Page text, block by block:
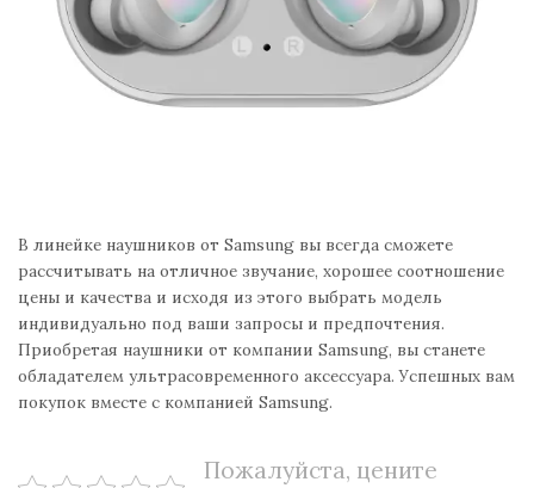
В линейке наушников от Samsung вы всегда сможете
рассчитывать на отличное звучание, хорошее соотношение
цены и качества и исходя из этого выбрать модель
индивидуально под ваши запросы и предпочтения.
Приобретая наушники от компании Samsung, вы станете
обладателем ультрасовременного аксессуара. Успешных вам
покупок вместе с компанией Samsung.
Пожалуйста, цените